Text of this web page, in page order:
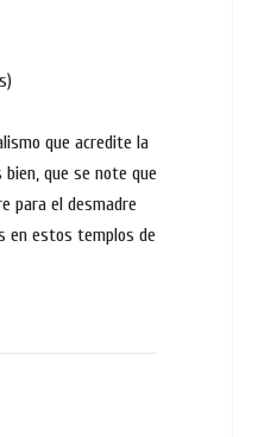
que acredite la
que se note que
para el desmadre
en estos templos de